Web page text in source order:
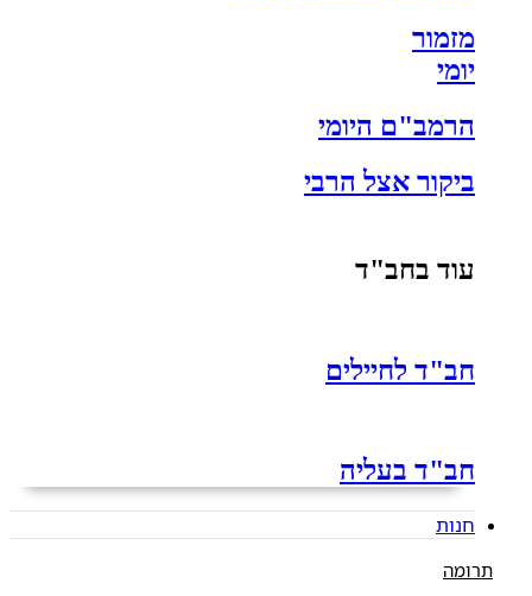
מזמור
יומי
הרמב"ם היומי
ביקור אצל הרבי
עוד בחב"ד
חב"ד לחיילים
חב"ד בעליה
חנות
תרומה